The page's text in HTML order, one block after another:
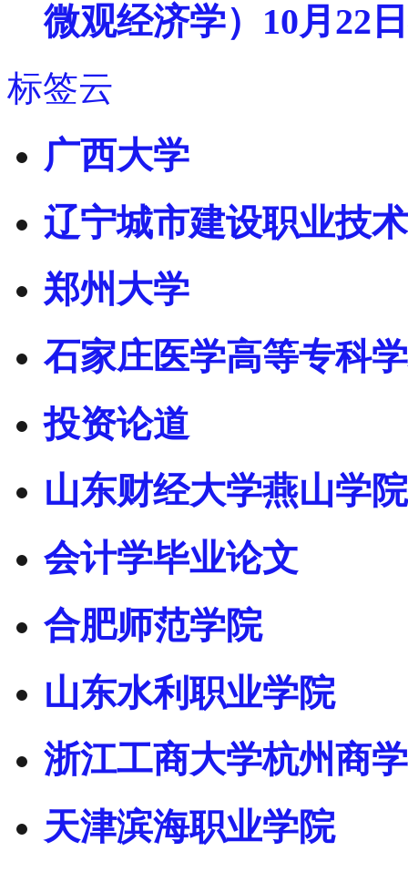
微观经济学）10月22
标签云
广西大学
辽宁城市建设职业技
郑州大学
石家庄医学高等专科
投资论道
山东财经大学燕山学院
会计学毕业论文
合肥师范学院
山东水利职业学院
浙江工商大学杭州商
天津滨海职业学院